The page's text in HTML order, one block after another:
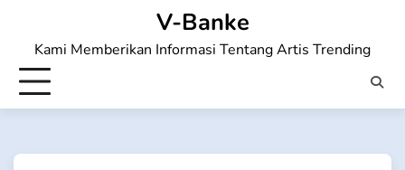
content
V-Banke
Kami Memberikan Informasi Tentang Artis Trending